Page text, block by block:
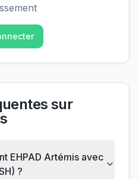
sur
EHPAD Artémis avec
?